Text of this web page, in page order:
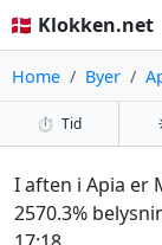
🇩🇰 Klokken.net
Home Byer
⏱️ Tid
I aften i Apia er
2570.3%